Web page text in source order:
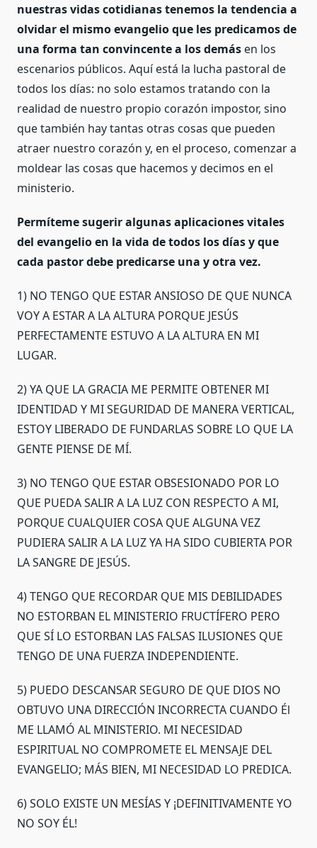
nuestras vidas cotidianas tenemos la tendencia a
olvidar el mismo evangelio que les predicamos de
una forma tan convincente a los demás en los
escenarios públicos. Aquí está la lucha pastoral de
todos los días: no solo estamos tratando con la
realidad de nuestro propio corazón impostor, sino
que también hay tantas otras cosas que pueden
atraer nuestro corazón y, en el proceso, comenzar a
moldear las cosas que hacemos y decimos en el
ministerio.
Permíteme sugerir algunas aplicaciones vitales
del evangelio en la vida de todos los días y que
cada pastor debe predicarse una y otra vez.
1) NO TENGO QUE ESTAR ANSIOSO DE QUE NUNCA
VOY A ESTAR A LA ALTURA PORQUE JESÚS
PERFECTAMENTE ESTUVO A LA ALTURA EN MI
LUGAR.
2) YA QUE LA GRACIA ME PERMITE OBTENER MI
IDENTIDAD Y MI SEGURIDAD DE MANERA VERTICAL,
ESTOY LIBERADO DE FUNDARLAS SOBRE LO QUE LA
GENTE PIENSE DE MÍ.
3) NO TENGO QUE ESTAR OBSESIONADO POR LO
QUE PUEDA SALIR A LA LUZ CON RESPECTO A MI,
PORQUE CUALQUIER COSA QUE ALGUNA VEZ
PUDIERA SALIR A LA LUZ YA HA SIDO CUBIERTA POR
LA SANGRE DE JESÚS.
4) TENGO QUE RECORDAR QUE MIS DEBILIDADES
NO ESTORBAN EL MINISTERIO FRUCTÍFERO PERO
QUE SÍ LO ESTORBAN LAS FALSAS ILUSIONES QUE
TENGO DE UNA FUERZA INDEPENDIENTE.
5) PUEDO DESCANSAR SEGURO DE QUE DIOS NO
OBTUVO UNA DIRECCIÓN INCORRECTA CUANDO Él
ME LLAMÓ AL MINISTERIO. MI NECESIDAD
ESPIRITUAL NO COMPROMETE EL MENSAJE DEL
EVANGELIO; MÁS BIEN, MI NECESIDAD LO PREDICA.
6) SOLO EXISTE UN MESÍAS Y ¡DEFINITIVAMENTE YO
NO SOY ÉL!